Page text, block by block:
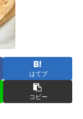
はてブ
コピー